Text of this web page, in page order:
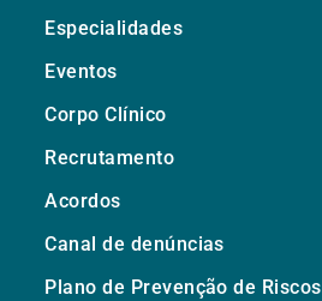
Especialidades
Eventos
Corpo Clínico
Recrutamento
Acordos
Canal de denúncias
Plano de Prevenção de Riscos